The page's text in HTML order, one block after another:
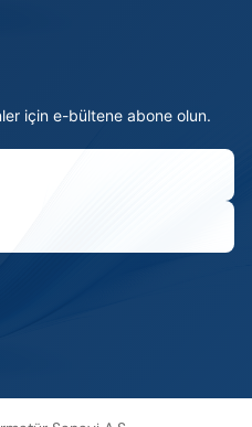
için e-bültene abone olun.